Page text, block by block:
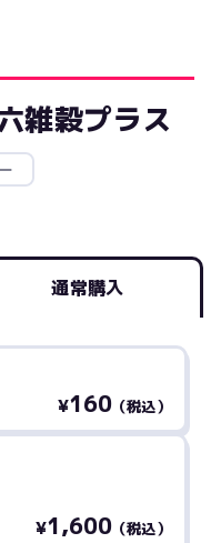
雑穀プラス
通常購入
¥160（税込）
¥1,600（税込）